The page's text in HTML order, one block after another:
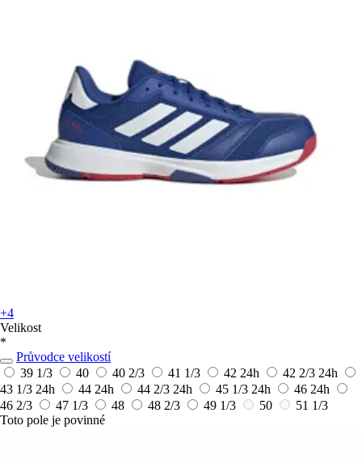
+4
Velikost
*
Průvodce velikostí
39 1/3
40 40 2/3 41 1/3 42 24h 42 2/3 24h
43 1/3 24h 44 24h 44 2/3 24h 45 1/3 24h 46 24h
46 2/3
47 1/3 48 48 2/3 49 1/3 50
51 1/3
Toto pole je povinné